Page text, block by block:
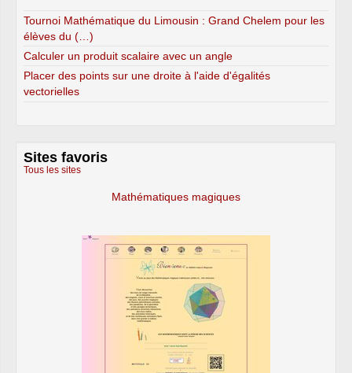
Tournoi Mathématique du Limousin : Grand Chelem pour les
élèves du (…)
Calculer un produit scalaire avec un angle
Placer des points sur une droite à l'aide d'égalités
vectorielles
Sites favoris
Tous les sites
Mathématiques magiques